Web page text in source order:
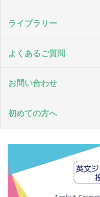
ライブラリー
よくあるご質問
お問い合わせ
初めての方へ